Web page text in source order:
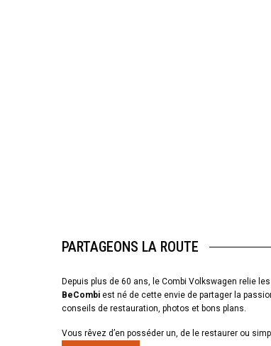
PARTAGEONS LA ROUTE
Depuis plus de 60 ans, le Combi Volkswagen relie
BeCombi est né de cette envie de partager la
conseils de restauration, photos et bons plans.
Vous rêvez d’en posséder un, de le restaurer ou